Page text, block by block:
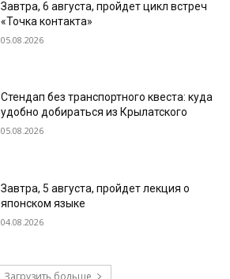
Завтра, 6 августа, пройдет цикл встреч
«Точка контакта»
05.08.2026
Стендап без транспортного квеста: куда
удобно добираться из Крылатского
05.08.2026
Завтра, 5 августа, пройдет лекция о
японском языке
04.08.2026
Загрузить больше